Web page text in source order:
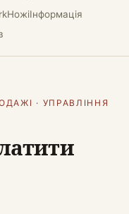
НожіІнформація
· УПРАВЛІННЯ